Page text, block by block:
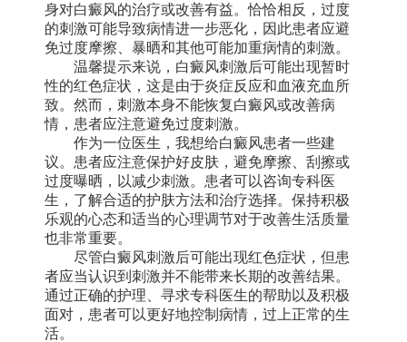
身对白癜风的治疗或改善有益。恰恰相反，过度
的刺激可能导致病情进一步恶化，因此患者应避
免过度摩擦、暴晒和其他可能加重病情的刺激。
温馨提示来说，白癜风刺激后可能出现暂时
性的红色症状，这是由于炎症反应和血液充血所
致。然而，刺激本身不能恢复白癜风或改善病
情，患者应注意避免过度刺激。
作为一位医生，我想给白癜风患者一些建
议。患者应注意保护好皮肤，避免摩擦、刮擦或
过度曝晒，以减少刺激。患者可以咨询专科医
生，了解合适的护肤方法和治疗选择。保持积极
乐观的心态和适当的心理调节对于改善生活质量
也非常重要。
尽管白癜风刺激后可能出现红色症状，但患
者应当认识到刺激并不能带来长期的改善结果。
通过正确的护理、寻求专科医生的帮助以及积极
面对，患者可以更好地控制病情，过上正常的生
活。